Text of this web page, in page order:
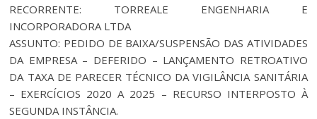
RECORRENTE: TORREALE ENGENHARIA E
INCORPORADORA LTDA
ASSUNTO: PEDIDO DE BAIXA/SUSPENSÃO DAS ATIVIDADES
DA EMPRESA – DEFERIDO – LANÇAMENTO RETROATIVO
DA TAXA DE PARECER TÉCNICO DA VIGILÂNCIA SANITÁRIA
– EXERCÍCIOS 2020 A 2025 – RECURSO INTERPOSTO À
SEGUNDA INSTÂNCIA.